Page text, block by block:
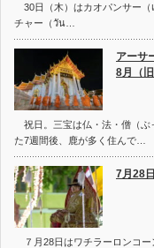
30日（木）はカオパンサー（
チャー（วัน…
アーサ
8月（
祝日。三宝は仏・法・僧（ぶ
た7週間後、鹿が多く住んで…
7月28
７月28日はワチラーロンコー